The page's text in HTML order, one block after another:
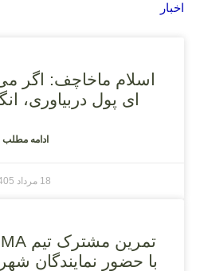
اخبار
اسلام ماخاچف: اگر
ای پول دربیاوری،
ادامه
18 مرداد 1405
با حضور نمایندگان